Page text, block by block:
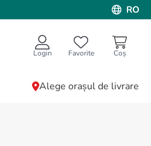
RO
Login Favorite
Alege orașul de livrare